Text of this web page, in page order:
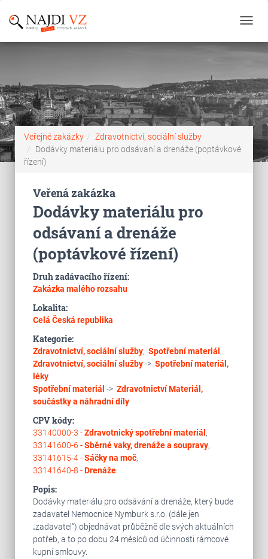
Veřejné zakázky
Zdravotnictví, sociální služby
Dodávky materiálu pro odsávaní a drenáže (poptávkové
řízení)
Veřená zakázka
Dodávky materiálu pro
odsávaní a drenáže
(poptávkové řízení)
Druh zadávacího řízení:
Zakázka malého rozsahu
Lokalita:
Celá Česká republika
Kategorie:
Zdravotnictví, sociální služby, Spotřební materiál ,
Zdravotnictví, sociální služby-> Spotřební materiál,
léky
Spotřební materiál -> ZdravotnictvíMateriál,
součástky a náhradní díly
CPV kódy:
33140000-3 -Zdravotnický spotřební materiál ,
33141600-6 -Sběrné vaky, drenáže a soupravy,
33141615-4 -Sáčky na moč,
33141640-8 -Drenáže
Popis:
Dodávky materiálu pro odsávání a drenáže, který bude
zadavatel Nemocnice Nymburk s.r.o. (dále jen
„zadavatel“) objednávat průběžně dle svých aktuálních
potřeb, a to po dobu 24 měsíců od účinnosti rámcové
kupní smlouvy.